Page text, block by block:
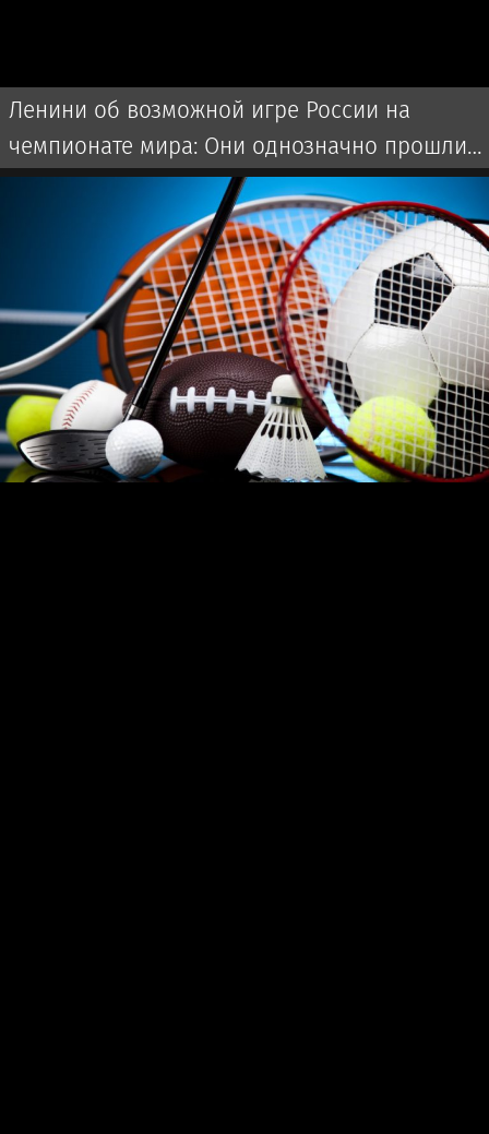
Ленини об возможной игре России на
чемпионате мира: Они однозначно прошли
бы далеко